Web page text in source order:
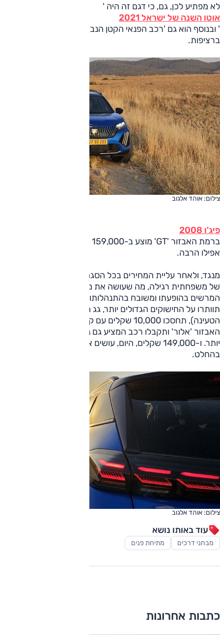
לא מפתיע לכן, גם, כי דגם זה היה '
אוטו השנה של ישראל 2021
' ובנוסף הוא גם 'רכב הפנאי הקטן הנבחר מזה שלוש שנים
ברציפות.
צילום: אוהד אלגוב
פיג'ו 2008
אפילו הרבה.
מנגד, ולאחר עליית המחירים בכל הסגמנטים, מחיר זה קרוב לזה
של משפחתית רגילה, מה שעושה את מחירו של רכב הפנאי הקטן
המרשים בהופעתו ומשובח בהתנהלותו לסביר ביחס. ויש עוד: אם
תוותרו על החישוקים הגדולים יותר, גג השמש (וגם משטח
האבזור 'אלור' ותקבלו רכב המציע גם נוחות נסיעה טובה אפילו
יותר. ו-149,000 שקלים, היום, עושים את הסיפור הזה לשונה
בהחלט.
צילום: אוהד אלגוב
עוד באותו נושא
מבחני דרכים מתיחת פנים
כתבות אחרונות